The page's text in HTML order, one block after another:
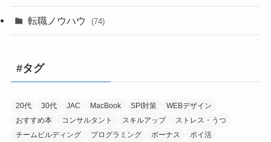
転職ノウハウ (74)
#タグ
20代 30代 JAC MacBook SPI対策
WEBデザイン
おすすめ本
コンサルタント スキルアップ
ストレス・うつ
チームビルディング
プログラミング ボーナス
ポイ活